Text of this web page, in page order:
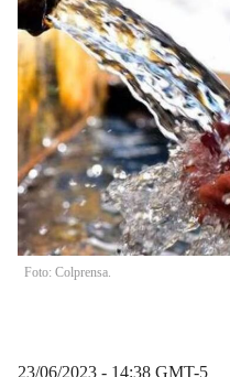
Foto: Colprensa.
23/06/2023 - 14:38 GMT-5